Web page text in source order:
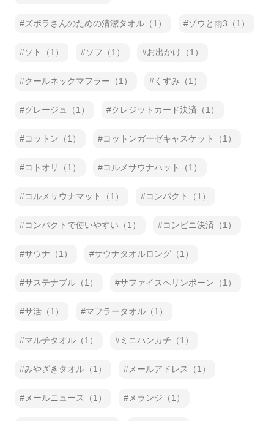
ズボラさんのための清潔タオル（1） ゾウと雨3（1）
ソト（1） ソフ（1） お出かけ（1）
クールネックマフラー（1） くすみ（1）
グレージュ（1） クレジットカード決済（1）
コットン（1） コットンガーゼキャスケット（1）
コトオリ（1） コルメサウナハット（1）
コルメサウナマット（1） コンパクト（1）
コンパクトで使いやすい（1） コンビニ決済（1）
サウナ（1） サウナタオルロング（1）
サステナブル（1） サファイスヘリンボーン（1）
サ活（1） マフラータオル（1）
マルチタオル（1） ミニハンカチ（1）
みやざきタオル（1） メールアドレス（1）
メールニュース（1） メランジ（1）